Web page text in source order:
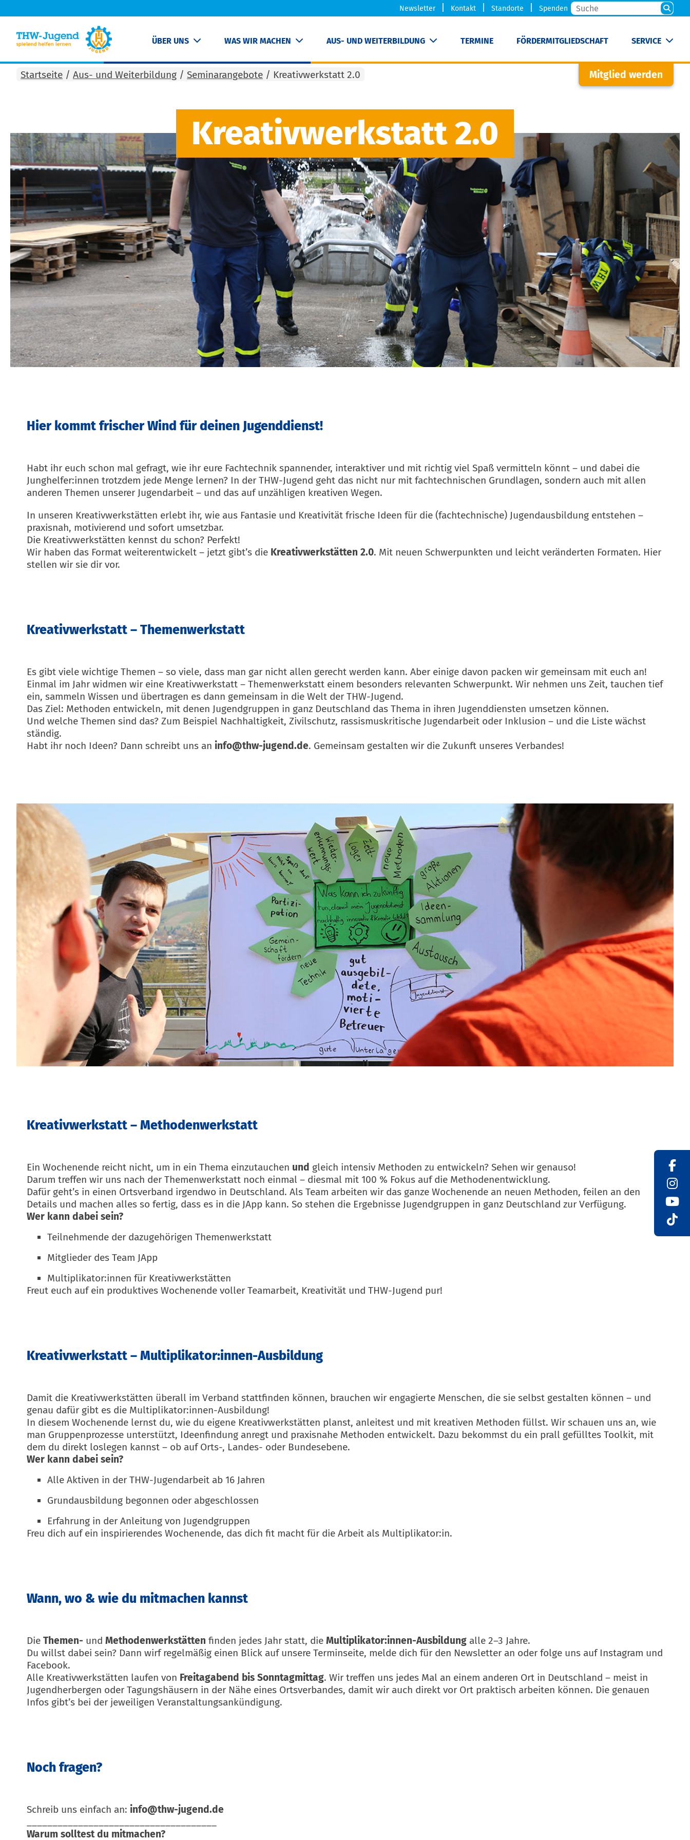
Newsletter Kontakt Standorte Spenden
ÜBER UNS WAS WIR MACHEN AUS- UND WEITERBILDUNG TERMINE FÖRDERMITGLIEDSCHAFT SERVICE
Mitglied werden
Startseite / Aus- und Weiterbildung / Seminarangebote / Kreativwerkstatt 2.0
Kreativwerkstatt 2.0
Hier kommt frischer Wind für deinen Jugenddienst!
Habt ihr euch schon mal gefragt, wie ihr eure Fachtechnik spannender, interaktiver und mit richtig viel Spaß vermitteln könnt – und dabei die
Junghelfer:innen trotzdem jede Menge lernen? In der THW-Jugend geht das nicht nur mit fachtechnischen Grundlagen, sondern auch mit allen
anderen Themen unserer Jugendarbeit – und das auf unzähligen kreativen Wegen.
In unseren Kreativwerkstätten erlebt ihr, wie aus Fantasie und Kreativität frische Ideen für die (fachtechnische) Jugendausbildung entstehen –
praxisnah, motivierend und sofort umsetzbar.
Die Kreativwerkstätten kennst du schon? Perfekt!
Wir haben das Format weiterentwickelt – jetzt gibt’s die Kreativwerkstätten 2.0. Mit neuen Schwerpunkten und leicht veränderten Formaten. Hier
stellen wir sie dir vor.
Kreativwerkstatt – Themenwerkstatt
Es gibt viele wichtige Themen – so viele, dass man gar nicht allen gerecht werden kann. Aber einige davon packen wir gemeinsam mit euch an!
Einmal im Jahr widmen wir eine Kreativwerkstatt – Themenwerkstatt einem besonders relevanten Schwerpunkt. Wir nehmen uns Zeit, tauchen tief
ein, sammeln Wissen und übertragen es dann gemeinsam in die Welt der THW-Jugend.
Das Ziel: Methoden entwickeln, mit denen Jugendgruppen in ganz Deutschland das Thema in ihren Jugenddiensten umsetzen können.
Und welche Themen sind das? Zum Beispiel Nachhaltigkeit, Zivilschutz, rassismuskritische Jugendarbeit oder Inklusion – und die Liste wächst
ständig.
Habt ihr noch Ideen? Dann schreibt uns an info@thw-jugend.de. Gemeinsam gestalten wir die Zukunft unseres Verbandes!
Kreativwerkstatt – Methodenwerkstatt
Ein Wochenende reicht nicht, um in ein Thema einzutauchen und gleich intensiv Methoden zu entwickeln? Sehen wir genauso!
Darum treffen wir uns nach der Themenwerkstatt noch einmal – diesmal mit 100 % Fokus auf die Methodenentwicklung.
Dafür geht’s in einen Ortsverband irgendwo in Deutschland. Als Team arbeiten wir das ganze Wochenende an neuen Methoden, feilen an den
Details und machen alles so fertig, dass es in die JApp kann. So stehen die Ergebnisse Jugendgruppen in ganz Deutschland zur Verfügung.
Wer kann dabei sein?
Teilnehmende der dazugehörigen Themenwerkstatt
Mitglieder des Team JApp
Multiplikator:innen für Kreativwerkstätten
Freut euch auf ein produktives Wochenende voller Teamarbeit, Kreativität und THW-Jugend pur!
Kreativwerkstatt – Multiplikator:innen-Ausbildung
Damit die Kreativwerkstätten überall im Verband stattfinden können, brauchen wir engagierte Menschen, die sie selbst gestalten können – und
genau dafür gibt es die Multiplikator:innen-Ausbildung!
In diesem Wochenende lernst du, wie du eigene Kreativwerkstätten planst, anleitest und mit kreativen Methoden füllst. Wir schauen uns an, wie
man Gruppenprozesse unterstützt, Ideenfindung anregt und praxisnahe Methoden entwickelt. Dazu bekommst du ein prall gefülltes Toolkit, mit
dem du direkt loslegen kannst – ob auf Orts-, Landes- oder Bundesebene.
Wer kann dabei sein?
Alle Aktiven in der THW-Jugendarbeit ab 16 Jahren
Grundausbildung begonnen oder abgeschlossen
Erfahrung in der Anleitung von Jugendgruppen
Freu dich auf ein inspirierendes Wochenende, das dich fit macht für die Arbeit als Multiplikator:in.
Wann, wo & wie du mitmachen kannst
Die Themen- und Methodenwerkstätten finden jedes Jahr statt, die Multiplikator:innen-Ausbildung alle 2–3 Jahre.
Du willst dabei sein? Dann wirf regelmäßig einen Blick auf unsere Terminseite, melde dich für den Newsletter an oder folge uns auf Instagram und
Facebook.
Alle Kreativwerkstätten laufen von Freitagabend bis Sonntagmittag. Wir treffen uns jedes Mal an einem anderen Ort in Deutschland – meist in
Jugendherbergen oder Tagungshäusern in der Nähe eines Ortsverbandes, damit wir auch direkt vor Ort praktisch arbeiten können. Die genauen
Infos gibt’s bei der jeweiligen Veranstaltungsankündigung.
Noch fragen?
Schreib uns einfach an: info@thw-jugend.de
Warum solltest du mitmachen?